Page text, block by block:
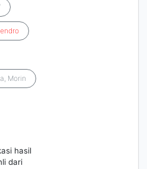
Morin
hasil
dari